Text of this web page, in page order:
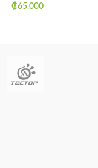
₡65.000